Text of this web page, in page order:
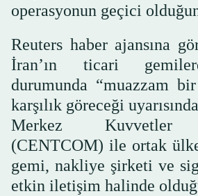
operasyonun geçici
Reuters haber ajansına
İran’ın ticari
durumunda “muazzam
karşılık göreceği
Merkez Kuvvetler
(CENTCOM) ile ortak
gemi, nakliye şirketi ve
etkin iletişim halinde